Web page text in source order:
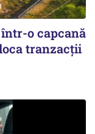
o capcană
tranzacții